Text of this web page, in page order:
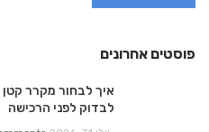
פוסטים אחרונים
איך לבחור מקרר
לבדוק לפני הרכישה